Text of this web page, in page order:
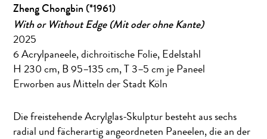
Zheng Chongbin (*1961)
With or Without Edge (Mit oder ohne Kante)
2025
6 Acrylpaneele, dichroitische Folie, Edelstahl
H 230 cm, B 95–135 cm, T 3–5 cm je Paneel
Erworben aus Mitteln der Stadt Köln
Die freistehende Acrylglas-Skulptur besteht aus sechs
radial und fächerartig angeordneten Paneelen, die an der